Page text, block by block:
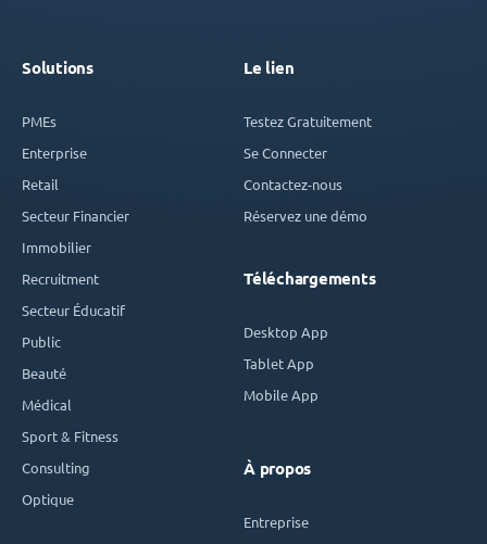
Solutions
PMEs
Enterprise
Retail
Secteur Financier
Immobilier
Recruitment
Secteur Éducatif
Public
Beauté
Médical
Sport & Fitness
Consulting
Optique
Le lien
Testez Gratuitement
Se Connecter
Contactez-nous
Réservez une démo
Téléchargements
Desktop App
Tablet App
Mobile App
À propos
Entreprise